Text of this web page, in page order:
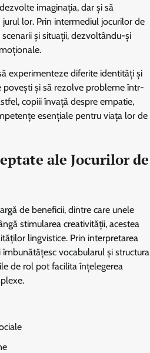
imaginația, dar și să
lor. Prin intermediul jocurilor de
și situații, dezvoltându-și
experimenteze diferite identități și
povești și să rezolve probleme într-
copiii învață despre empatie,
esențiale pentru viața lor de
ale Jocurilor de
de beneficii, dintre care unele
stimularea creativității, acestea
lingvistice. Prin interpretarea
vocabularul și structura
de rol pot facilita înțelegerea